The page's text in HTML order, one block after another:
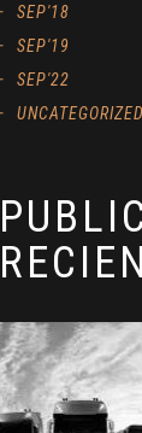
SEP'18
SEP'19
SEP'22
UNCATEGORIZED